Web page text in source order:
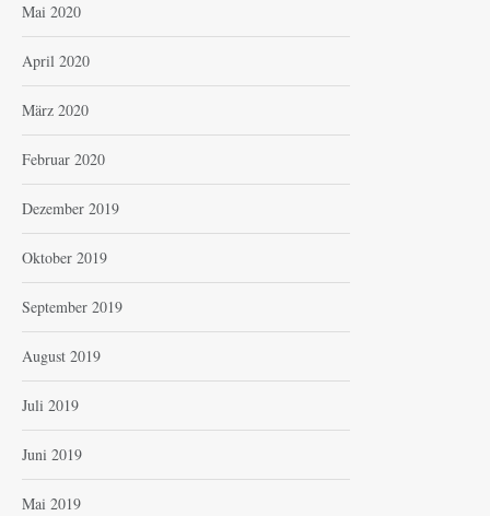
Mai 2020
April 2020
März 2020
Februar 2020
Dezember 2019
Oktober 2019
September 2019
August 2019
Juli 2019
Juni 2019
Mai 2019